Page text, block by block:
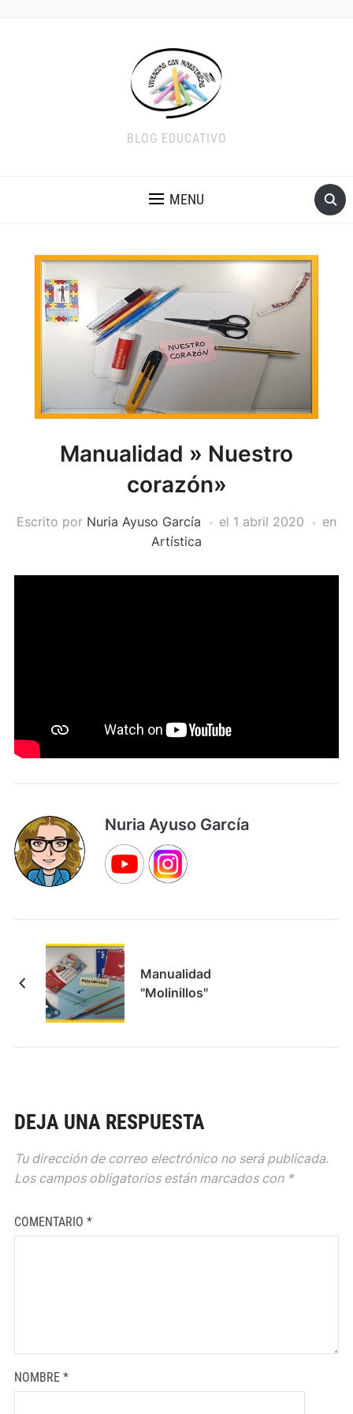
BLOG EDUCATIVO
MENU
Manualidad » Nuestro
corazón»
Escrito por Nuria Ayuso García el 1 abril 2020
en
Artística
Nuria Ayuso García
Manualidad
"Molinillos"
DEJA UNA RESPUESTA
Tu dirección de correo electrónico no será publicada.
Los campos obligatorios están marcados con *
COMENTARIO *
NOMBRE *